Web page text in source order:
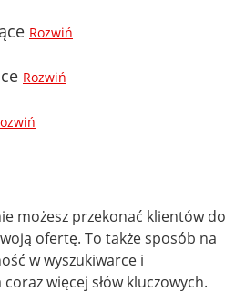
Rozwiń
Rozwiń
możesz przekonać klientów do
ofertę. To także sposób na
w wyszukiwarce i
więcej słów kluczowych.